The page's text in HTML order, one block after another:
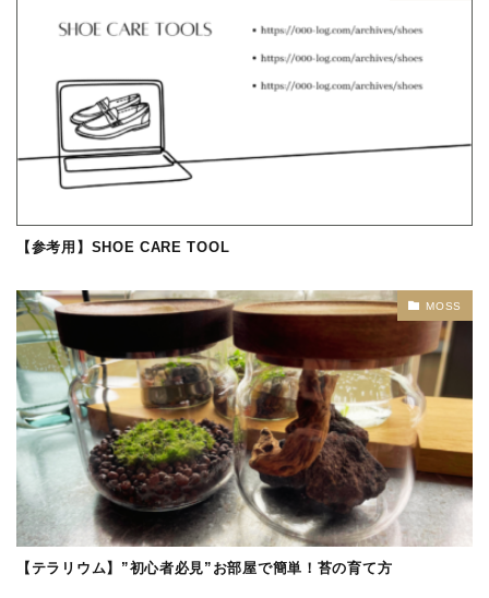
【参考用】SHOE CARE TOOL
MOSS
【テラリウム】”初心者必見”お部屋で簡単！苔の育て方